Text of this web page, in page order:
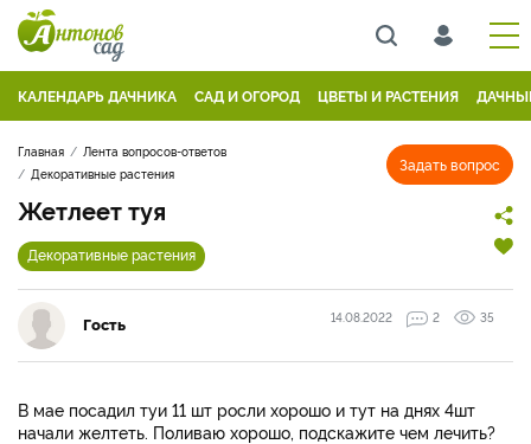
КАЛЕНДАРЬ ДАЧНИКА САД И ОГОРОД ЦВЕТЫ И РАСТЕНИЯ
Задать вопрос
Главная
Лента вопросов-ответов
Декоративные растения
Жетлеет туя
Декоративные растения
Гость 14.08.2022 2 35
В мае посадил туи 11 шт росли хорошо и тут на днях 4шт
начали желтеть. Поливаю хорошо, подскажите чем лечить?